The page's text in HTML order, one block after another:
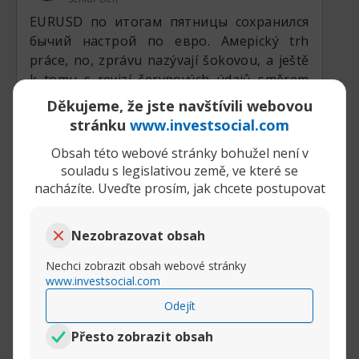
Děkujeme, že jste navštívili webovou
stránku www.investsocial.com
Obsah této webové stránky bohužel není v
souladu s legislativou země, ve které se
nacházíte. Uveďte prosím, jak chcete postupovat
Nezobrazovat obsah
Nechci zobrazit obsah webové stránky
www.investsocial.com
Odejít
Přesto zobrazit obsah
EURUSD по итогам пятницы сохранился
бычий настрой по евро. Амерický trh
práce, no, zprávu nazývají šokovou, a ještě
k tomu s revizí červnových údajů směrem
dolů. Druhý moment – trh se nedождal
zpráv z Blízkého východu o slíbené dohodě
pro býky. Ale technicky je рывок od 1.1550 k
1.1580 signálem proražení denního trendu
nahoru. Chybí jen zpráva o uzavření dohody
Rozbalit příspěvek